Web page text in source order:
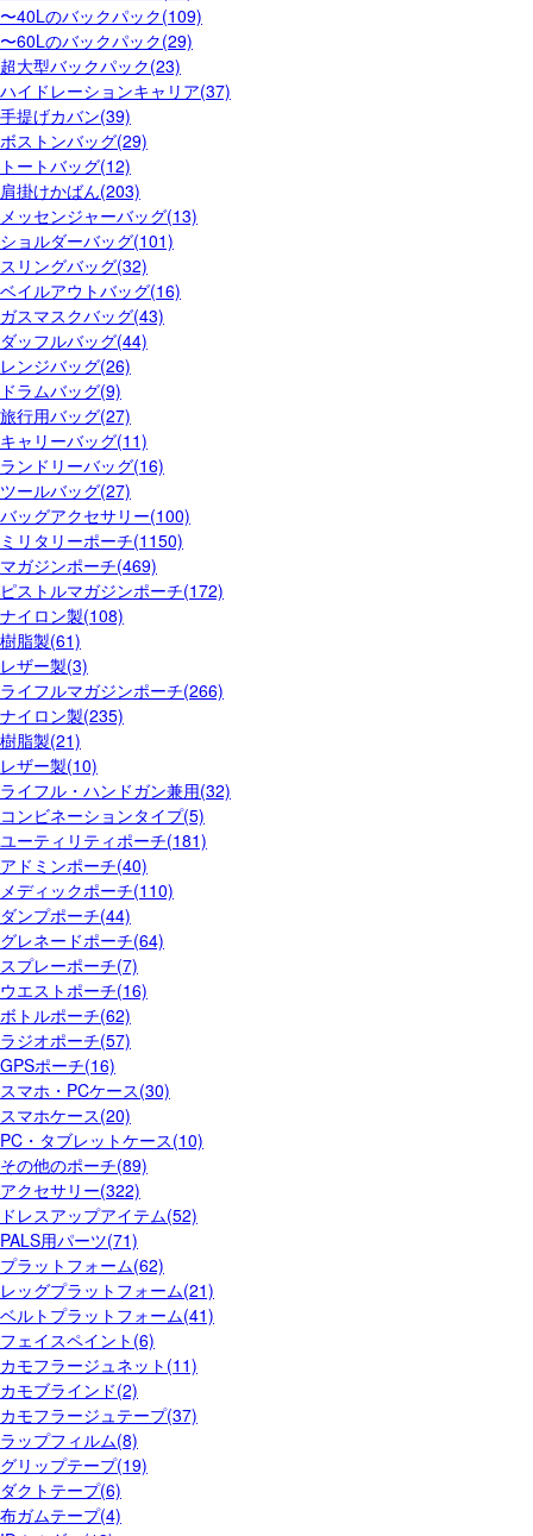
〜40Lのバックパック(109)
〜60Lのバックパック(29)
超大型バックパック(23)
ハイドレーションキャリア(37)
手提げカバン(39)
ボストンバッグ(29)
トートバッグ(12)
肩掛けかばん(203)
メッセンジャーバッグ(13)
ショルダーバッグ(101)
スリングバッグ(32)
ベイルアウトバッグ(16)
ガスマスクバッグ(43)
ダッフルバッグ(44)
レンジバッグ(26)
ドラムバッグ(9)
旅行用バッグ(27)
キャリーバッグ(11)
ランドリーバッグ(16)
ツールバッグ(27)
バッグアクセサリー(100)
ミリタリーポーチ(1150)
マガジンポーチ(469)
ピストルマガジンポーチ(172)
ナイロン製(108)
樹脂製(61)
レザー製(3)
ライフルマガジンポーチ(266)
ナイロン製(235)
樹脂製(21)
レザー製(10)
ライフル・ハンドガン兼用(32)
コンビネーションタイプ(5)
ユーティリティポーチ(181)
アドミンポーチ(40)
メディックポーチ(110)
ダンプポーチ(44)
グレネードポーチ(64)
スプレーポーチ(7)
ウエストポーチ(16)
ボトルポーチ(62)
ラジオポーチ(57)
GPSポーチ(16)
スマホ・PCケース(30)
スマホケース(20)
PC・タブレットケース(10)
その他のポーチ(89)
アクセサリー(322)
ドレスアップアイテム(52)
PALS用パーツ(71)
プラットフォーム(62)
レッグプラットフォーム(21)
ベルトプラットフォーム(41)
フェイスペイント(6)
カモフラージュネット(11)
カモブラインド(2)
カモフラージュテープ(37)
ラップフィルム(8)
グリップテープ(19)
ダクトテープ(6)
布ガムテープ(4)